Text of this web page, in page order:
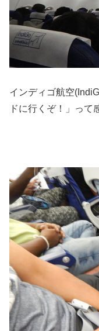
インディゴ航空
ドに行くぞ！」って